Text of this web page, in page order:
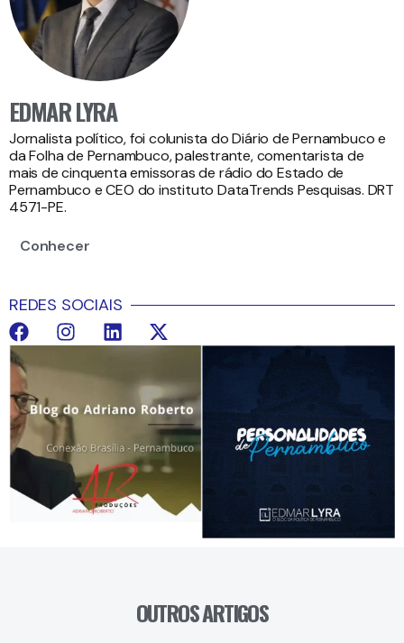
EDMAR LYRA
Jornalista político, foi colunista do Diário de Pernambuco e
da Folha de Pernambuco, palestrante, comentarista de
mais de cinquenta emissoras de rádio do Estado de
Pernambuco e CEO do instituto DataTrends Pesquisas. DRT
4571-PE.
Conhecer
REDES SOCIAIS
OUTROS ARTIGOS